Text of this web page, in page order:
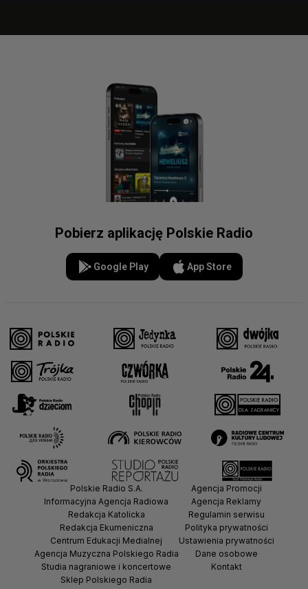
Pobierz aplikację Polskie Radio
Google Play App Store
Polskie Radio S.A.
Informacyjna Agencja Radiowa
Redakcja Katolicka
Redakcja Ekumeniczna
Centrum Edukacji Medialnej
Agencja Muzyczna Polskiego Radia
Studia nagraniowe i koncertowe
Sklep Polskiego Radia
Agencja Promocji
Agencja Reklamy
Regulamin serwisu
Polityka prywatności
Ustawienia prywatności
Dane osobowe
Kontakt